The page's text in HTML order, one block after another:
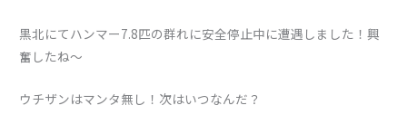
黒北にてハンマー7.8匹の群れに安全停止中に遭遇しました！興
奮したね〜
ウチザンはマンタ無し！次はいつなんだ？